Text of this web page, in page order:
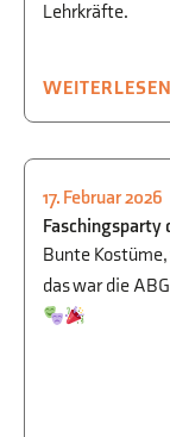
Lehrkräfte.
WEITERLESEN
SMV,
17. Februar 2026
Faschingsparty
Bunte
das war die